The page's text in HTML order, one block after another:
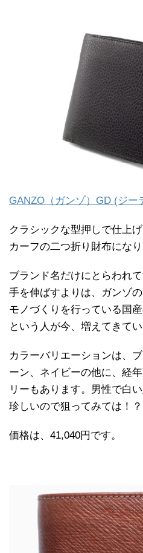
GANZO（ガンゾ）GD (ジー
クラシックな型押しで仕上
カーフの二つ折り財布になり
ブランド名だけにとらわれ
手を伸ばすよりは、ガンゾ
モノづくりを行っている国
という人が今、増えてきてい
カラーバリエーションは、
ーン、ネイビーの他に、経
リーもあります。男性で白
珍しいので狙ってみては！？
価格は、41,040円です。